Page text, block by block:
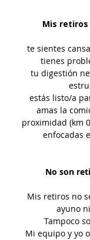
Mis
te sientes
tienes
tu digestión
estás listo/a
amas la
proximidad (km
enfocadas
No son
Mis retiros no
ayuno
Tampoco
Mi equipo y yo